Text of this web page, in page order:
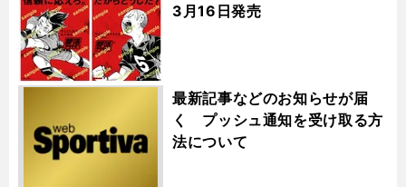
3月16日発売
最新記事などのお知らせが届
く プッシュ通知を受け取る方
法について